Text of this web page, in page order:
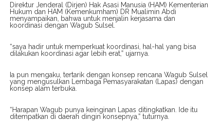
Direktur Jenderal (Dirjen) Hak Asasi Manusia (HAM) Kementerian
Hukum dan HAM (Kemenkumham) DR Mualimin Abdi
menyampaikan, bahwa untuk menjalin kerjasama dan
koordinasi dengan Wagub Sulsel.
“saya hadir untuk memperkuat koordinasi, hal-hal yang bisa
dilakukan koordinasi agar lebih erat,” ujarnya.
Ia pun mengaku, tertarik dengan konsep rencana Wagub Sulsel
yang mengusulkan Lembaga Pemasyarakatan (Lapas) dengan
konsep alam terbuka.
“Harapan Wagub punya keinginan Lapas ditingkatkan. Ide itu
ditempatkan di daerah dingin konsepnya,” tuturnya.